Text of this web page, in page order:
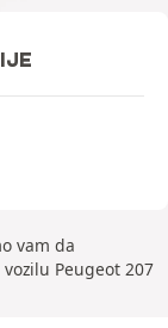
vam da
Peugeot 207